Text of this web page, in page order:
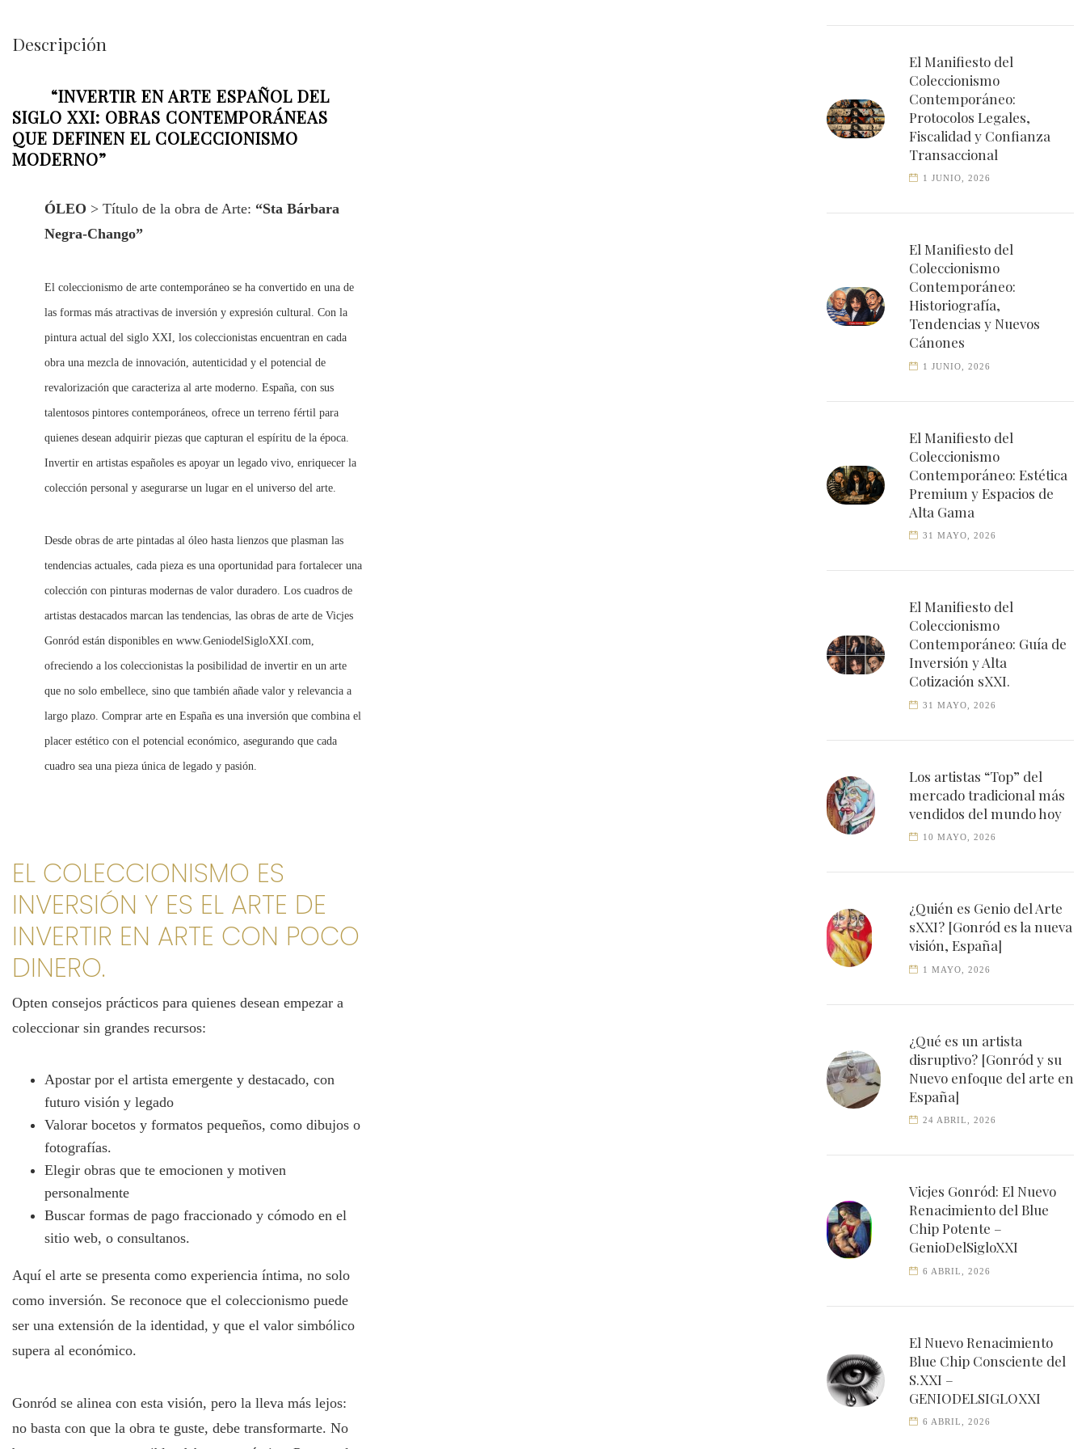
Descripción
“INVERTIR EN ARTE ESPAÑOL DEL
SIGLO XXI: OBRAS CONTEMPORÁNEAS
QUE DEFINEN EL COLECCIONISMO
MODERNO”
ÓLEO > Título de la obra de Arte: “Sta Bárbara
Negra-Chango”
El coleccionismo de arte contemporáneo se ha convertido en una de
las formas más atractivas de inversión y expresión cultural. Con la
pintura actual del siglo XXI, los coleccionistas encuentran en cada
obra una mezcla de innovación, autenticidad y el potencial de
revalorización que caracteriza al arte moderno. España, con sus
talentosos pintores contemporáneos, ofrece un terreno fértil para
quienes desean adquirir piezas que capturan el espíritu de la época.
Invertir en artistas españoles es apoyar un legado vivo, enriquecer la
colección personal y asegurarse un lugar en el universo del arte.
Desde obras de arte pintadas al óleo hasta lienzos que plasman las
tendencias actuales, cada pieza es una oportunidad para fortalecer una
colección con pinturas modernas de valor duradero. Los cuadros de
artistas destacados marcan las tendencias, las obras de arte de Vicjes
Gonród están disponibles en www.GeniodelSigloXXI.com
ofreciendo a los coleccionistas la posibilidad de invertir en un arte
que no solo embellece, sino que también añade valor y relevancia a
largo plazo. Comprar arte en España es una inversión que combina el
placer estético con el potencial económico, asegurando que cada
cuadro sea una pieza única de legado y pasión.
EL COLECCIONISMO ES
INVERSIÓN Y ES EL ARTE DE
INVERTIR EN ARTE CON POCO
DINERO.
Opten consejos prácticos para quienes desean empezar a
coleccionar sin grandes recursos:
Apostar por el artista emergente y destacado, con
futuro visión y legado
Valorar bocetos y formatos pequeños, como dibujos o
fotografías.
Elegir obras que te emocionen y motiven
personalmente
Buscar formas de pago fraccionado y cómodo en el
sitio web, o consultanos.
Aquí el arte se presenta como experiencia íntima, no solo
como inversión. Se reconoce que el coleccionismo puede
ser una extensión de la identidad, y que el valor simbólico
supera al económico.
Gonród se alinea con esta visión, pero la lleva más lejos:
no basta con que la obra te guste, debe transformarte. No
El Manifiesto del
Coleccionismo
Contemporáneo:
Protocolos Legales,
Fiscalidad y Confianza
Transaccional
1 JUNIO, 2026
El Manifiesto del
Coleccionismo
Contemporáneo:
Historiografía,
Tendencias y Nuevos
Cánones
1 JUNIO, 2026
El Manifiesto del
Coleccionismo
Contemporáneo: Estética
Premium y Espacios de
Alta Gama
31 MAYO, 2026
El Manifiesto del
Coleccionismo
Contemporáneo: Guía de
Inversión y Alta
Cotización sXXI.
31 MAYO, 2026
Los artistas “Top” del
mercado tradicional más
vendidos del mundo hoy
10 MAYO, 2026
¿Quién es Genio del Arte
sXXI? [Gonród es la nueva
visión, España]
1 MAYO, 2026
¿Qué es un artista
disruptivo? [Gonród y su
Nuevo enfoque del arte en
España]
24 ABRIL, 2026
Vicjes Gonród: El Nuevo
Renacimiento del Blue
Chip Potente –
GenioDelSigloXXI
6 ABRIL, 2026
El Nuevo Renacimiento
Blue Chip Consciente del
S.XXI –
GENIODELSIGLOXXI
6 ABRIL, 2026